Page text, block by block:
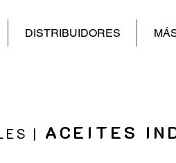
DISTRIBUIDORES
| ACEITES